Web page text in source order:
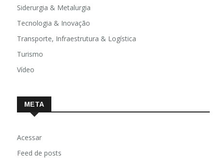
Siderurgia & Metalurgia
Tecnologia & Inovação
Transporte, Infraestrutura & Logística
Turismo
Vídeo
META
Acessar
Feed de posts